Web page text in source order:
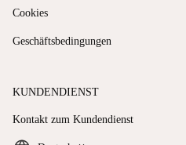
Cookies
Geschäftsbedingungen
KUNDENDIENST
Kontakt zum Kundendienst